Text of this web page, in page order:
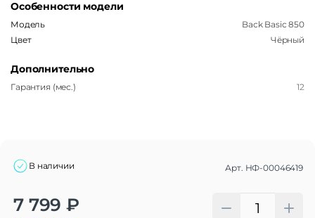
Особенности модели
Модель
Back Basic 850
Цвет
Чёрный
Дополнительно
Гарантия (мес.) 12
В наличии Арт. НФ-00046419
7 799 ₽
Alternative: